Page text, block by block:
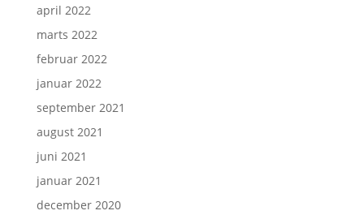
april 2022
marts 2022
februar 2022
januar 2022
september 2021
august 2021
juni 2021
januar 2021
december 2020